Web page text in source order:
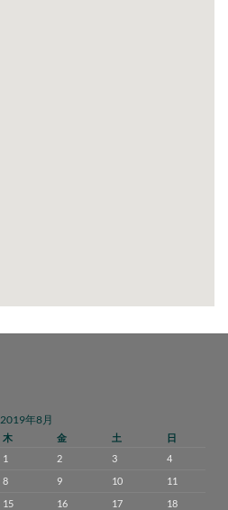
2019年8月
木 金 土
日
1
2 3
4
8 9 10
11
15 16 17
18